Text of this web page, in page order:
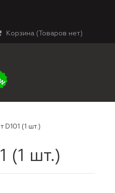
Корзина ( Товаров нет)
D101 (1 шт.)
(1 шт.)